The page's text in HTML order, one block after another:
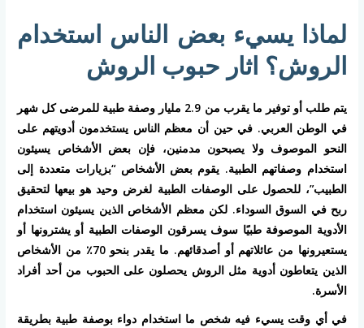
لماذا يسيء بعض الناس استخدام
الروش؟ اثار حبوب الروش
يتم طلب أو توفير ما يقرب من 2.9 مليار وصفة طبية للمرضى كل شهر
في الوطن العربي. في حين أن معظم الناس يستخدمون أدويتهم على
النحو الموصوف ولا يصبحون مدمنين، فإن بعض الأشخاص يسيئون
استخدام وصفاتهم الطبية. يقوم بعض الأشخاص “بزيارات متعددة إلى
الطبيب”، للحصول على الوصفات الطبية لغرض وحيد هو بيعها لتحقيق
ربح في السوق السوداء. لكن معظم الأشخاص الذين يسيئون استخدام
الأدوية الموصوفة طبيًا سوف يسرقون الوصفات الطبية أو يشترونها أو
يستعيرونها من عائلاتهم أو أصدقائهم. ما يقدر بنحو 70٪ من الأشخاص
الذين يتعاطون أدوية مثل الروش يحصلون على الحبوب من أحد أفراد
الأسرة.
في أي وقت يسيء فيه شخص ما استخدام دواء بوصفة طبية بطريقة